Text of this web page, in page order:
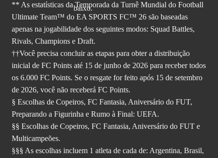
** As estatísticas da Temporada da Turnê Mundial do Football
Ultimate Team™ do EA SPORTS FC™ 26 são baseadas
apenas na jogabilidade dos seguintes modos: Squad Battles,
Rivals, Champions e Draft.
††Você precisa concluir as etapas para obter a distribuição
inicial de FC Points até 15 de junho de 2026 para receber todos
os 6.000 FC Points. Se o resgate for feito após 15 de setembro
de 2026, você não receberá FC Points.
§ Escolhas de Copeiros, FC Fantasia, Aniversário do FUT,
Preparando a Figurinha e Rumo à Final: UEFA.
§§ Escolhas de Copeiros, FC Fantasia, Aniversário do FUT e
Multicampeões.
§§§ As escolhas incluem 1 atleta de cada de: Argentina, Brasil,